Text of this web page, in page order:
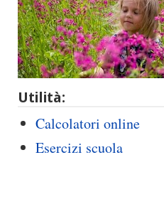
Utilità:
Calcolatori online
Esercizi scuola